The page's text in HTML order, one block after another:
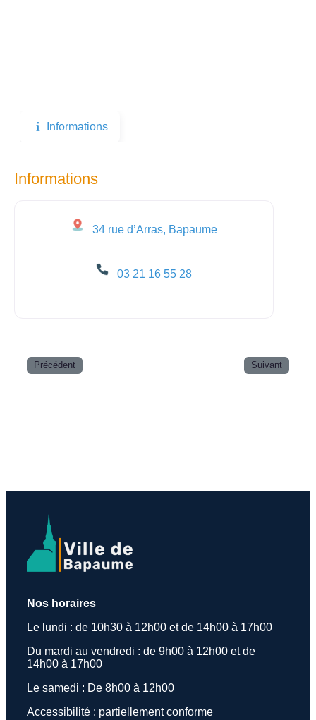
Informations
Informations
34 rue d’Arras, Bapaume
03 21 16 55 28
Précédent Suivant
Nos horaires
Le lundi : de 10h30 à 12h00 et de 14h00 à 17h00
Du mardi au vendredi : de 9h00 à 12h00 et de
14h00 à 17h00
Le samedi : De 8h00 à 12h00
Accessibilité : partiellement conforme